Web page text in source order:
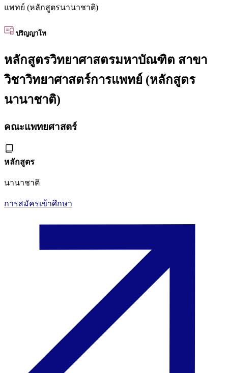
แพทย์ (หลักสูตรนานาชาติ)
ปริญญาโท
หลักสูตรวิทยาศาสตรมหาบัณฑิต สาขา
วิชาวิทยาศาสตร์การแพทย์ (หลักสูตร
นานาชาติ)
คณะแพทยศาสตร์
หลักสูตร
นานาชาติ
การสมัครเข้าศึกษา